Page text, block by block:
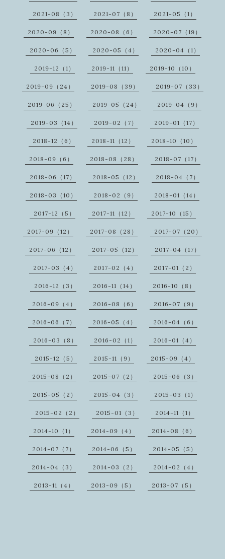
2021-08（3） 2021-07（8） 2021-05（1）
2020-09（8） 2020-08（6） 2020-07（19）
2020-06（5） 2020-05（4） 2020-04（1）
2019-12（1） 2019-11（11） 2019-10（10）
2019-09（24） 2019-08（39） 2019-07（33）
2019-06（25） 2019-05（24） 2019-04（9）
2019-03（14） 2019-02（7） 2019-01（17）
2018-12（6） 2018-11（12） 2018-10（10）
2018-09（6） 2018-08（28） 2018-07（17）
2018-06（17） 2018-05（12） 2018-04（7）
2018-03（10） 2018-02（9） 2018-01（14）
2017-12（5） 2017-11（12） 2017-10（15）
2017-09（12） 2017-08（28） 2017-07（20）
2017-06（12） 2017-05（12） 2017-04（17）
2017-03（4） 2017-02（4） 2017-01（2）
2016-12（3） 2016-11（14） 2016-10（8）
2016-09（4） 2016-08（6） 2016-07（9）
2016-06（7） 2016-05（4） 2016-04（6）
2016-03（8） 2016-02（1） 2016-01（4）
2015-12（5） 2015-11（9） 2015-09（4）
2015-08（2） 2015-07（2） 2015-06（3）
2015-05（2） 2015-04（3） 2015-03（1）
2015-02（2） 2015-01（3） 2014-11（1）
2014-10（1） 2014-09（4） 2014-08（6）
2014-07（7） 2014-06（5） 2014-05（5）
2014-04（3） 2014-03（2） 2014-02（4）
2013-11（4） 2013-09（5） 2013-07（5）